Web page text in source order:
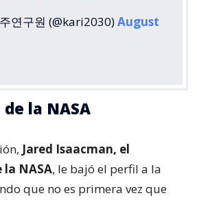
연구원 (@kari2030)August
la NASA
Jared Isaacman, el
NASA, le bajó el perfil a la
que no es primera vez que